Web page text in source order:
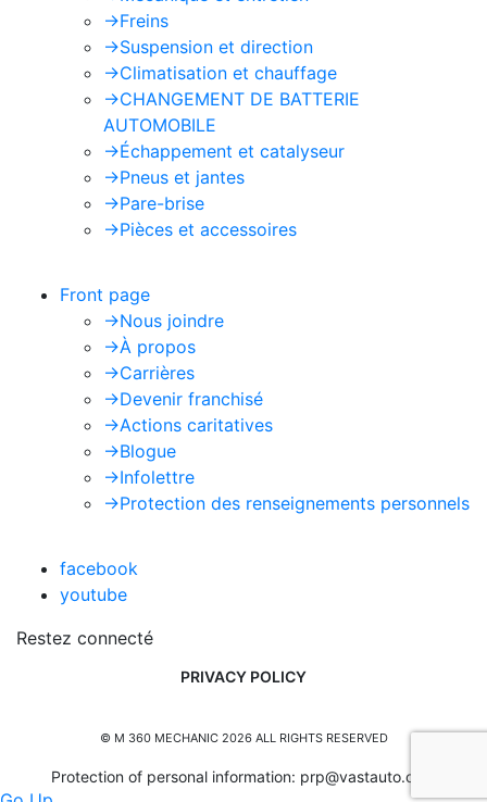
->Freins
->Suspension et direction
->Climatisation et chauffage
->CHANGEMENT DE BATTERIE
AUTOMOBILE
->Échappement et catalyseur
->Pneus et jantes
->Pare-brise
->Pièces et accessoires
Front page
->Nous joindre
->À propos
->Carrières
->Devenir franchisé
->Actions caritatives
->Blogue
->Infolettre
->Protection des renseignements personnels
facebook
youtube
Restez connecté
PRIVACY POLICY
© M 360 MECHANIC 2026 ALL RIGHTS RESERVED
Protection of personal information: prp@vastauto.com